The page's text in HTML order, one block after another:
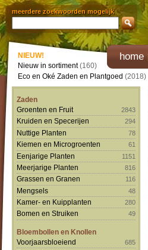
meerdere zoekwoorden mogelijk
home
NIEUW!
Nieuw in sortiment(160)
Eco en Oké Zaden en Plantgoed (2018)
Zaden
Groenten en Fruit
2843
Kruiden en Specerijen 294
Nuttige Planten 78
Kiemen en Microgroenten 61
Eenjarige Planten 1151
Meerjarige Planten 816
Grassen en Granen 116
Mengsels 48
Kamer- en Kuipplanten 280
Bomen en Struiken 49
Bloembollen en Knollen
Voorjaarsbloeiend
685